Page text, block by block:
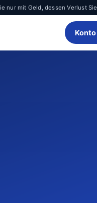
nur mit Geld, dessen Verlust